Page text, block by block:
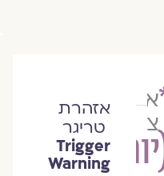
צרפתי
אזהרת
טריגר
Trigger
Warning